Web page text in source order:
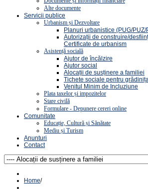
Alte documente
Servicii publice
Urbanism și Dezvoltare
Planuri urbanistice (PUG/PUZ/
Autorizații de construire/
Certificate de urbanism
Asistență socială
Ajutor de încălzire
Ajutor social
Alocații de susținere a familiei
Tichete sociale pentru
Venitul Minim de Incluziune
Plata taxelor și impozitelor
Stare civilă
Formulare - Depunere cereri online
Comunitate
Educație, Cultură și Sănătate
Mediu și Turism
Anunturi
Contact
Home/